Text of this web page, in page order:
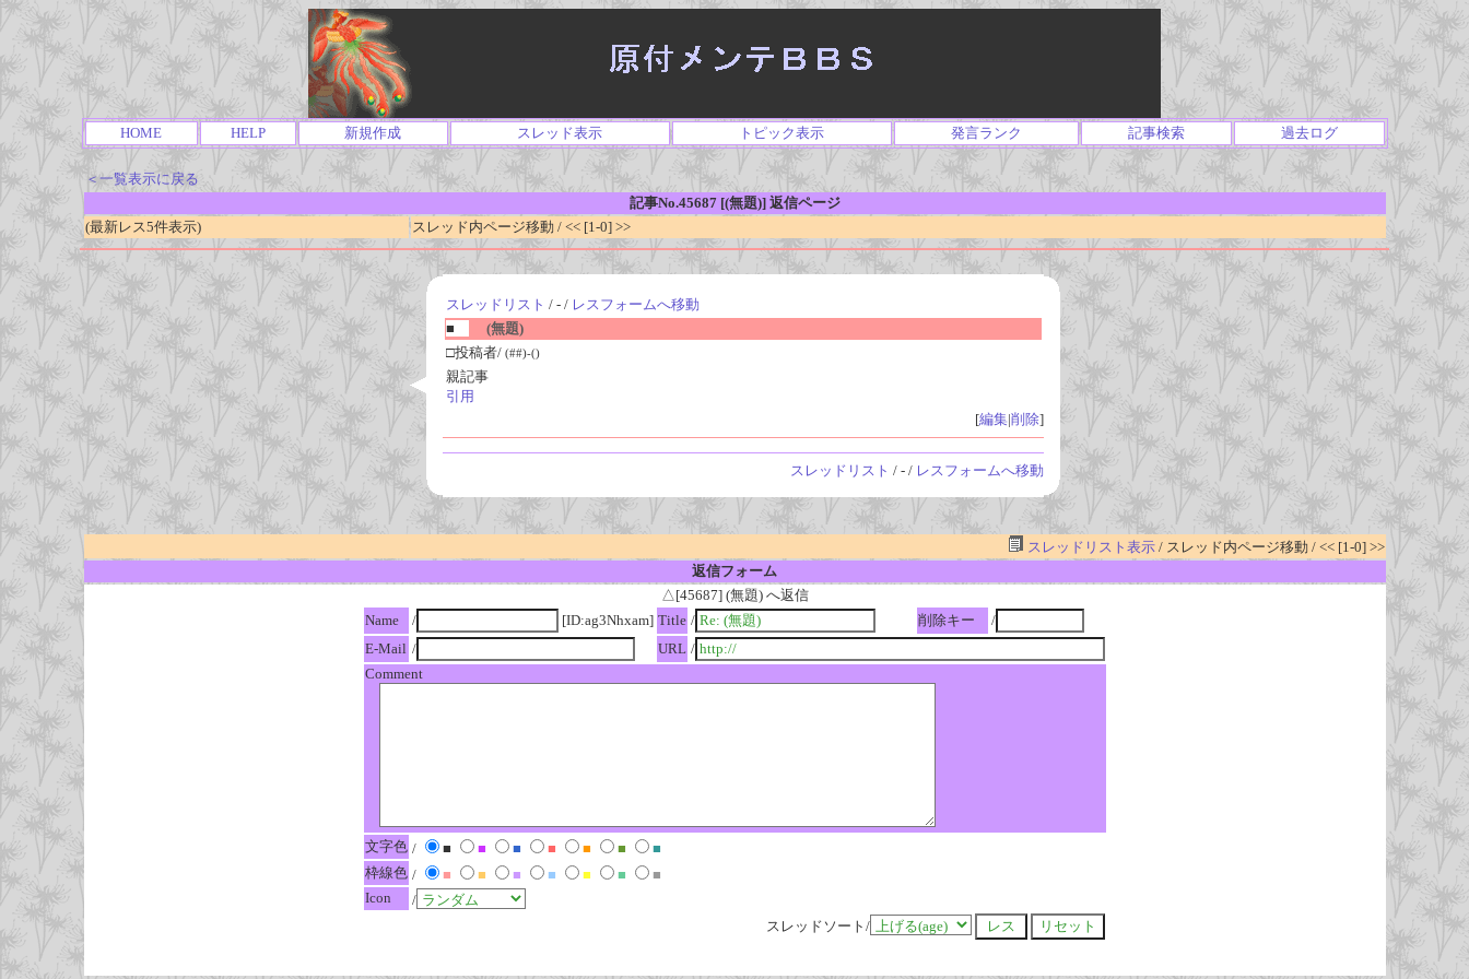
HOME HELP 新規作成 スレッド表示 トピック表示 発言ランク 記事検索 過去ログ
＜一覧表示に戻る
記事No.45687 [(無題)] 返信ページ
(最新レス5件表示)
スレッド内ページ移動 / << [1-0] >>
スレッドリスト / - / レスフォームへ移動
■
(無題)
□投稿者/ (##)-()
親記事
引用
[編集|削除]
スレッドリスト / - / レスフォームへ移動
スレッドリスト表示/ スレッド内ページ移動 / << [1-0] >>
返信フォーム
△[45687] (無題) へ返信
Name
/ [ID:ag3Nhxam] Title / 削除キー
/
E-Mail / URL /
Comment
文字色 / ■ ■ ■ ■ ■ ■
■
枠線色 / ■ ■ ■ ■ ■ ■
■
Icon
/
スレッドソート/